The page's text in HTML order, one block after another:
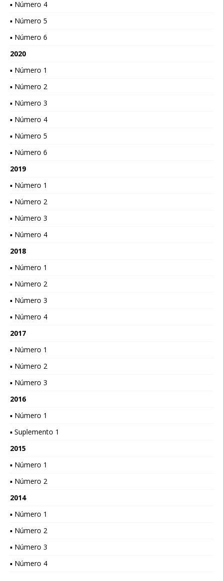
▪ Número 4
▪ Número 5
▪ Número 6
2020
▪ Número 1
▪ Número 2
▪ Número 3
▪ Número 4
▪ Número 5
▪ Número 6
2019
▪ Número 1
▪ Número 2
▪ Número 3
▪ Número 4
2018
▪ Número 1
▪ Número 2
▪ Número 3
▪ Número 4
2017
▪ Número 1
▪ Número 2
▪ Número 3
2016
▪ Número 1
▪ Suplemento 1
2015
▪ Número 1
▪ Número 2
2014
▪ Número 1
▪ Número 2
▪ Número 3
▪ Número 4